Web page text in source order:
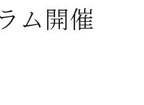
ム開催